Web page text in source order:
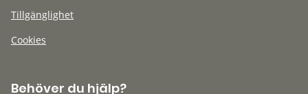
Tillgänglighet
Cookies
Behöver du hjälp?